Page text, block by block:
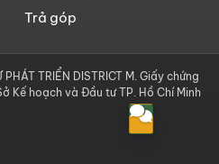
Trả góp
TRIỂN DISTRICT M. Giấy chứng
Kế hoạch và Đầu tư TP. Hồ Chí Minh